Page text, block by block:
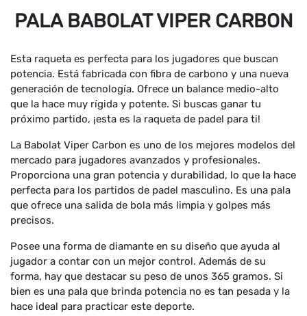
PALA BABOLAT VIPER CARBON
Esta raqueta es perfecta para los jugadores que buscan
potencia. Está fabricada con fibra de carbono y una nueva
generación de tecnología. Ofrece un balance medio-alto
que la hace muy rígida y potente. Si buscas ganar tu
próximo partido, ¡esta es la raqueta de padel para ti!
La Babolat Viper Carbon es uno de los mejores modelos del
mercado para jugadores avanzados y profesionales.
Proporciona una gran potencia y durabilidad, lo que la hace
perfecta para los partidos de padel masculino. Es una pala
que ofrece una salida de bola más limpia y golpes más
precisos.
Posee una forma de diamante en su diseño que ayuda al
jugador a contar con un mejor control. Además de su
forma, hay que destacar su peso de unos 365 gramos. Si
bien es una pala que brinda potencia no es tan pesada y la
hace ideal para practicar este deporte.